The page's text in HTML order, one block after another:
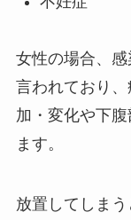
女性の場合、
言われており
加・変化や下
ます。
放置してしま